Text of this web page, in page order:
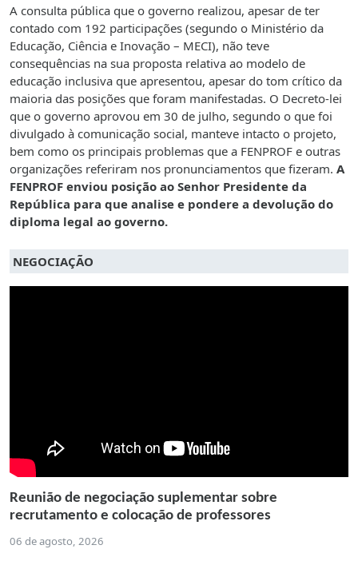
A consulta pública que o governo realizou, apesar de ter
contado com 192 participações (segundo o Ministério da
Educação, Ciência e Inovação – MECI), não teve
consequências na sua proposta relativa ao modelo de
educação inclusiva que apresentou, apesar do tom crítico da
maioria das posições que foram manifestadas. O Decreto-lei
que o governo aprovou em 30 de julho, segundo o que foi
divulgado à comunicação social, manteve intacto o projeto,
bem como os principais problemas que a FENPROF e outras
organizações referiram nos pronunciamentos que fizeram. A
FENPROF enviou posição ao Senhor Presidente da
República para que analise e pondere a devolução do
diploma legal ao governo.
NEGOCIAÇÃO
Reunião de negociação suplementar sobre
recrutamento e colocação de professores
06 de agosto, 2026